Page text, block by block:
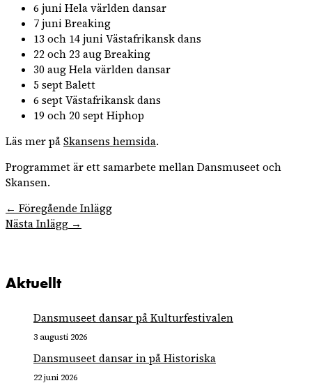
6 juni Hela världen dansar
7 juni Breaking
13 och 14 juni Västafrikansk dans
22 och 23 aug Breaking
30 aug Hela världen dansar
5 sept Balett
6 sept Västafrikansk dans
19 och 20 sept Hiphop
Läs mer påSkansens hemsida.
Programmet är ett samarbete mellan Dansmuseet och
Skansen.
← Föregående Inlägg
Nästa Inlägg →
Aktuellt
Dansmuseet dansar på Kulturfestivalen
3 augusti 2026
Dansmuseet dansar in på Historiska
22 juni 2026